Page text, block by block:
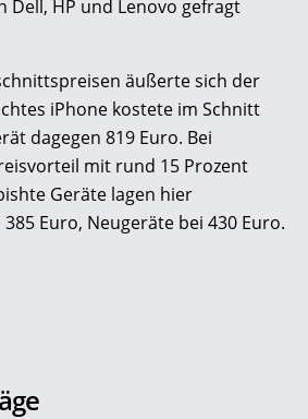
Dell, HP und Lenovo gefragt
äußerte sich der
iPhone kostete im Schnitt
dagegen 819 Euro. Bei
mit rund 15 Prozent
Geräte lagen hier
Euro, Neugeräte bei 430 Euro.